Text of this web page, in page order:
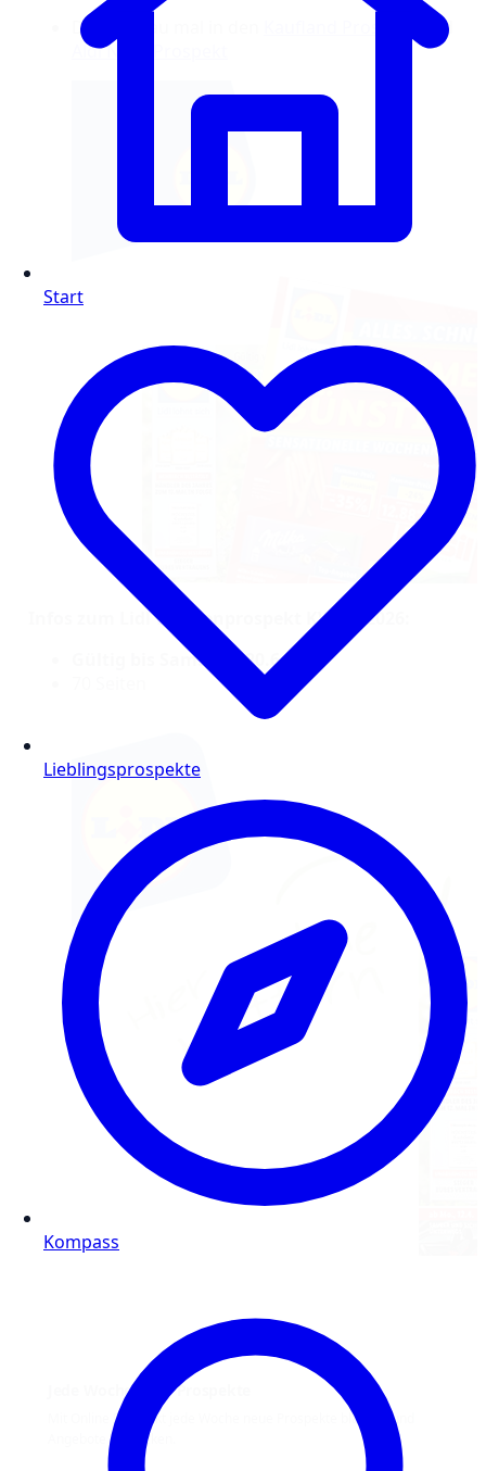
Dann schau mal in den
und
Aldi Nord Prospekt
Infos zum Lidl Wochenprospekt KW 25/2026:
Gültig bis Samstag, 20.6.
Jede Woche neue Prospekte
Mit Online Prospekt jede Woche neue Prospekte blättern und
Angebote entdecken.
Start
Lieblingsprospekte
Kompass